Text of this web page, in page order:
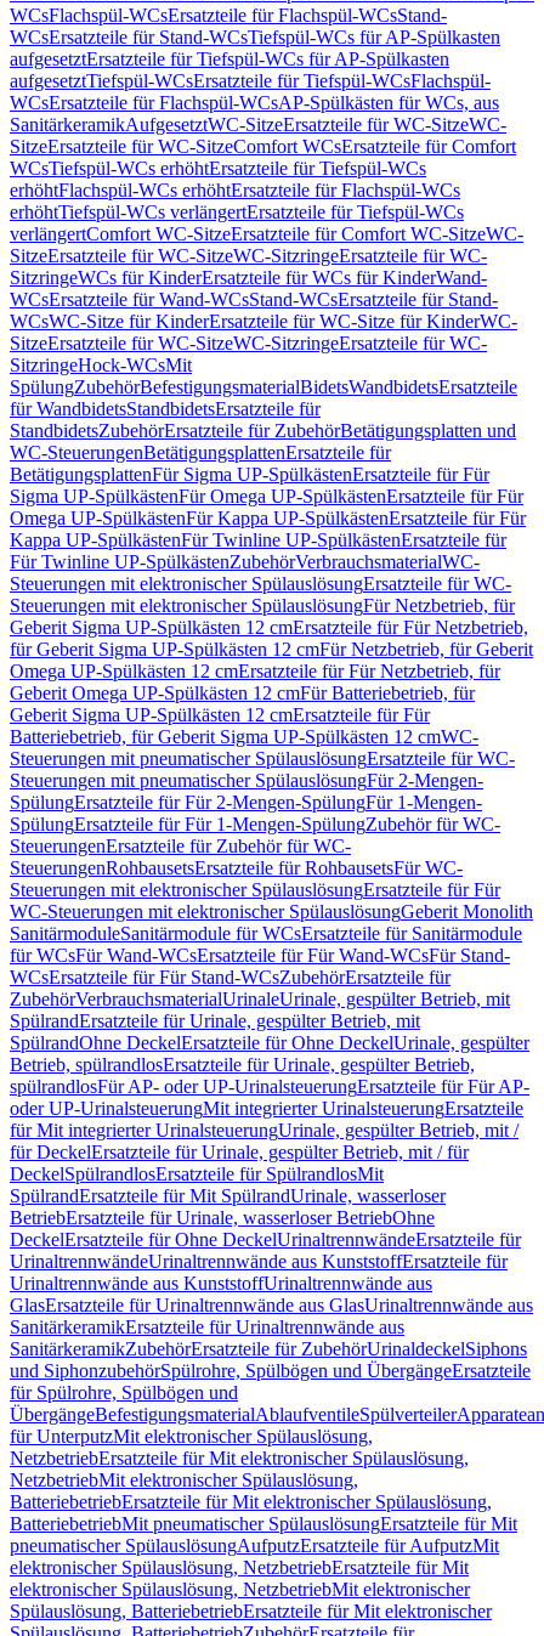
WCsFlachspül-WCsErsatzteile für Flachspül-WCsStand-
WCsErsatzteile für Stand-WCsTiefspül-WCs für AP-Spülkasten
aufgesetztErsatzteile für Tiefspül-WCs für AP-Spülkasten
aufgesetztTiefspül-WCsErsatzteile für Tiefspül-WCsFlachspül-
WCsErsatzteile für Flachspül-WCsAP-Spülkästen für WCs, aus
SanitärkeramikAufgesetztWC-SitzeErsatzteile für WC-SitzeWC-
SitzeErsatzteile für WC-SitzeComfort WCsErsatzteile für Comfort
WCsTiefspül-WCs erhöhtErsatzteile für Tiefspül-WCs
erhöhtFlachspül-WCs erhöhtErsatzteile für Flachspül-WCs
erhöhtTiefspül-WCs verlängertErsatzteile für Tiefspül-WCs
verlängertComfort WC-SitzeErsatzteile für Comfort WC-SitzeWC-
SitzeErsatzteile für WC-SitzeWC-SitzringeErsatzteile für WC-
SitzringeWCs für KinderErsatzteile für WCs für KinderWand-
WCsErsatzteile für Wand-WCsStand-WCsErsatzteile für Stand-
WCsWC-Sitze für KinderErsatzteile für WC-Sitze für KinderWC-
SitzeErsatzteile für WC-SitzeWC-SitzringeErsatzteile für WC-
SitzringeHock-WCsMit
SpülungZubehörBefestigungsmaterialBidetsWandbidetsErsatzteile
für WandbidetsStandbidetsErsatzteile für
StandbidetsZubehörErsatzteile für ZubehörBetätigungsplatten und
WC-SteuerungenBetätigungsplattenErsatzteile für
BetätigungsplattenFür Sigma UP-SpülkästenErsatzteile für Für
Sigma UP-SpülkästenFür Omega UP-SpülkästenErsatzteile für Für
Omega UP-SpülkästenFür Kappa UP-SpülkästenErsatzteile für Für
Kappa UP-SpülkästenFür Twinline UP-SpülkästenErsatzteile für
Für Twinline UP-SpülkästenZubehörVerbrauchsmaterialWC-
Steuerungen mit elektronischer SpülauslösungErsatzteile für WC-
Steuerungen mit elektronischer SpülauslösungFür Netzbetrieb, für
Geberit Sigma UP-Spülkästen 12 cmErsatzteile für Für Netzbetrieb,
für Geberit Sigma UP-Spülkästen 12 cmFür Netzbetrieb, für Geberit
Omega UP-Spülkästen 12 cmErsatzteile für Für Netzbetrieb, für
Geberit Omega UP-Spülkästen 12 cmFür Batteriebetrieb, für
Geberit Sigma UP-Spülkästen 12 cmErsatzteile für Für
Batteriebetrieb, für Geberit Sigma UP-Spülkästen 12 cmWC-
Steuerungen mit pneumatischer SpülauslösungErsatzteile für WC-
Steuerungen mit pneumatischer SpülauslösungFür 2-Mengen-
SpülungErsatzteile für Für 2-Mengen-SpülungFür 1-Mengen-
SpülungErsatzteile für Für 1-Mengen-SpülungZubehör für WC-
SteuerungenErsatzteile für Zubehör für WC-
SteuerungenRohbausetsErsatzteile für RohbausetsFür WC-
Steuerungen mit elektronischer SpülauslösungErsatzteile für Für
WC-Steuerungen mit elektronischer SpülauslösungGeberit Monolith
SanitärmoduleSanitärmodule für WCsErsatzteile für Sanitärmodule
für WCsFür Wand-WCsErsatzteile für Für Wand-WCsFür Stand-
WCsErsatzteile für Für Stand-WCsZubehörErsatzteile für
ZubehörVerbrauchsmaterialUrinaleUrinale, gespülter Betrieb, mit
SpülrandErsatzteile für Urinale, gespülter Betrieb, mit
SpülrandOhne DeckelErsatzteile für Ohne DeckelUrinale, gespülter
Betrieb, spülrandlosErsatzteile für Urinale, gespülter Betrieb,
spülrandlosFür AP- oder UP-UrinalsteuerungErsatzteile für Für AP-
oder UP-UrinalsteuerungMit integrierter UrinalsteuerungErsatzteile
für Mit integrierter UrinalsteuerungUrinale, gespülter Betrieb, mit /
für DeckelErsatzteile für Urinale, gespülter Betrieb, mit / für
DeckelSpülrandlosErsatzteile für SpülrandlosMit
SpülrandErsatzteile für Mit SpülrandUrinale, wasserloser
BetriebErsatzteile für Urinale, wasserloser BetriebOhne
DeckelErsatzteile für Ohne DeckelUrinaltrennwändeErsatzteile für
UrinaltrennwändeUrinaltrennwände aus KunststoffErsatzteile für
Urinaltrennwände aus KunststoffUrinaltrennwände aus
GlasErsatzteile für Urinaltrennwände aus GlasUrinaltrennwände aus
SanitärkeramikErsatzteile für Urinaltrennwände aus
SanitärkeramikZubehörErsatzteile für ZubehörUrinaldeckelSiphons
und SiphonzubehörSpülrohre, Spülbögen und ÜbergängeErsatzteile
für Spülrohre, Spülbögen und
ÜbergängeBefestigungsmaterialAblaufventileSpülverteiler
für UnterputzMit elektronischer Spülauslösung,
NetzbetriebErsatzteile für Mit elektronischer Spülauslösung,
NetzbetriebMit elektronischer Spülauslösung,
BatteriebetriebErsatzteile für Mit elektronischer Spülauslösung,
BatteriebetriebMit pneumatischer SpülauslösungErsatzteile für Mit
pneumatischer SpülauslösungAufputzErsatzteile für AufputzMit
elektronischer Spülauslösung, NetzbetriebErsatzteile für Mit
elektronischer Spülauslösung, NetzbetriebMit elektronischer
Spülauslösung, BatteriebetriebErsatzteile für Mit elektronischer